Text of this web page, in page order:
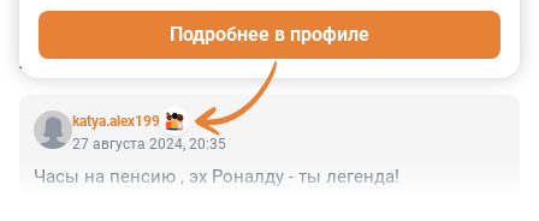
КОММЕНТАРИИ 1
katya.alex199
Подробнее в профиле
27 августа 2024, 20:35
Часы на пенсию , эх Роналду - ты легенда!